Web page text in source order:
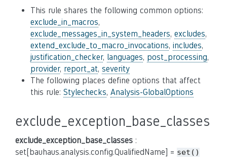
This rule shares the following common options:
exclude_in_macros,
exclude_messages_in_system_headers, excludes,
extend_exclude_to_macro_invocations, includes,
justification_checker, languages, post_processing,
provider, report_at, severity
The following places define options that affect
this rule: Stylechecks, Analysis-GlobalOptions
exclude_exception_base_classes
exclude_exception_base_classes :
set[bauhaus.analysis.config.QualifiedName] = set()